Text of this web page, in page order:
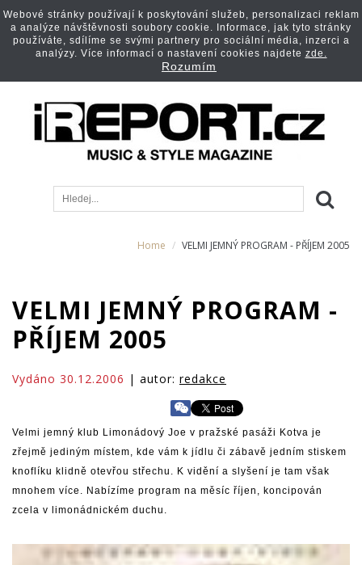
Home VELMI JEMNÝ PROGRAM - PŘÍJEM 2005
VELMI JEMNÝ PROGRAM -
PŘÍJEM 2005
Vydáno 30.12.2006 | autor: redakce
Velmi jemný klub Limonádový Joe v pražské pasáži Kotva je
zřejmě jediným místem, kde vám k jídlu či zábavě jedním stiskem
knoflíku klidně otevřou střechu. K vidění a slyšení je tam však
mnohem více. Nabízíme program na měsíc říjen, koncipován
zcela v limonádnickém duchu.
Webové stránky používají k poskytování služeb, personalizaci reklam
a analýze návštěvnosti soubory cookie. Informace, jak tyto stránky
používáte, sdílíme se svými partnery pro sociální média, inzerci a
analýzy. Více informací o nastavení cookies najdete zde.
Rozumím